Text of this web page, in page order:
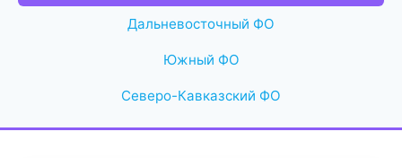
Дальневосточный ФО
Южный ФО
Северо-Кавказский ФО